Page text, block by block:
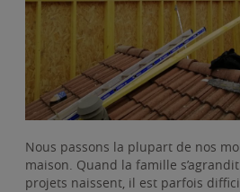
Nous passons la plupart de nos
maison. Quand la famille
projets naissent, il est parfois